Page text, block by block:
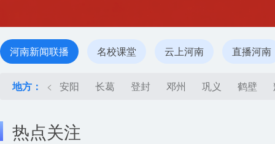
河南新闻联播 名校课堂 云上河南 直播河南
地方： < 安阳 长葛 登封 邓州 巩义 鹤壁
热点关注